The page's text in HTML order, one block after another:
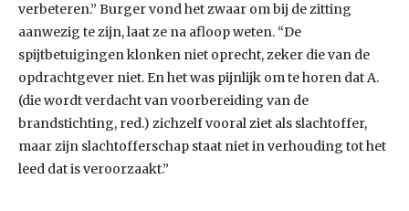
verbeteren.” Burger vond het zwaar om bij de zitting
aanwezig te zijn, laat ze na afloop weten. “De
spijtbetuigingen klonken niet oprecht, zeker die van de
opdrachtgever niet. En het was pijnlijk om te horen dat A.
(die wordt verdacht van voorbereiding van de
brandstichting, red.) zichzelf vooral ziet als slachtoffer,
maar zijn slachtofferschap staat niet in verhouding tot het
leed dat is veroorzaakt.”